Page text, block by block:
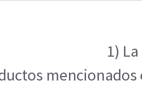
1)